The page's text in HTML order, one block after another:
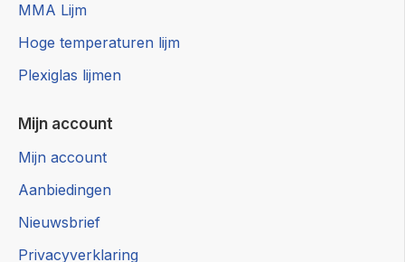
MMA Lijm
Hoge temperaturen lijm
Plexiglas lijmen
Mijn account
Mijn account
Aanbiedingen
Nieuwsbrief
Privacyverklaring